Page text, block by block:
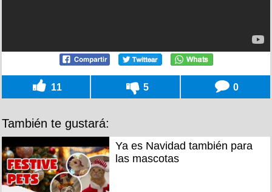
11 5 0
También te gustará:
Ya es Navidad también para
las mascotas